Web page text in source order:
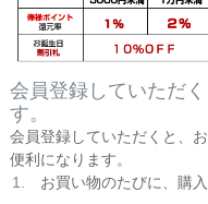
会員登録していただ
す。
会員登録していただくと、
便利になります。
お買い物のたびに、購